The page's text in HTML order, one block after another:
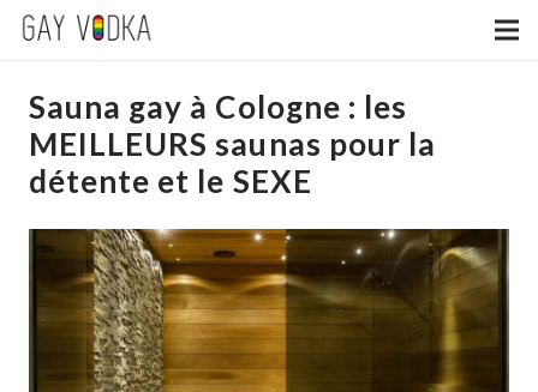
Sauna gay à Cologne : les
MEILLEURS saunas pour la
détente et le SEXE